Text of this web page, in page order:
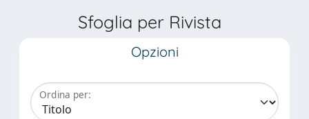
Sfoglia per Rivista
Opzioni
Ordina per: